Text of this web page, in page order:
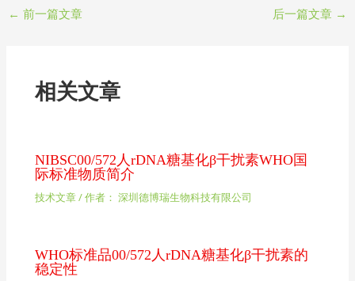
← 前一篇文章 后一篇文章 →
相关文章
NIBSC00/572人rDNA糖基化β干扰素WHO国
际标准物质简介
技术文章/ 作者： 深圳德博瑞生物科技有限公司
WHO标准品00/572人rDNA糖基化β干扰素的
稳定性